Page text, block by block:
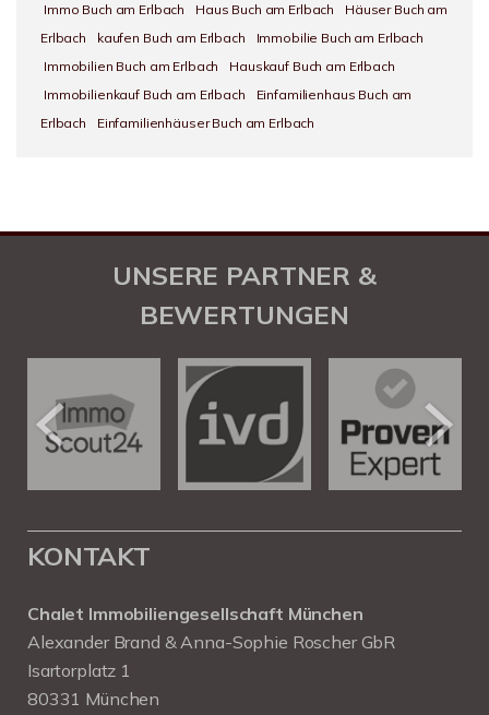
Immo Buch am Erlbach Haus Buch am Erlbach
Häuser Buch am
Erlbach
kaufen Buch am Erlbach
Immobilie Buch am Erlbach
Immobilien Buch am Erlbach
Hauskauf Buch am Erlbach
Immobilienkauf Buch am Erlbach
Einfamilienhaus Buch am
Erlbach
Einfamilienhäuser Buch am Erlbach
UNSERE PARTNER &
BEWERTUNGEN
KONTAKT
Chalet Immobiliengesellschaft München
Alexander Brand & Anna-Sophie Roscher GbR
Isartorplatz 1
80331 München